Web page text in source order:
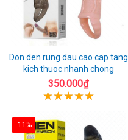
Don den rung dau cao cap tang
kich thuoc nhanh chong
350.000₫
-11%